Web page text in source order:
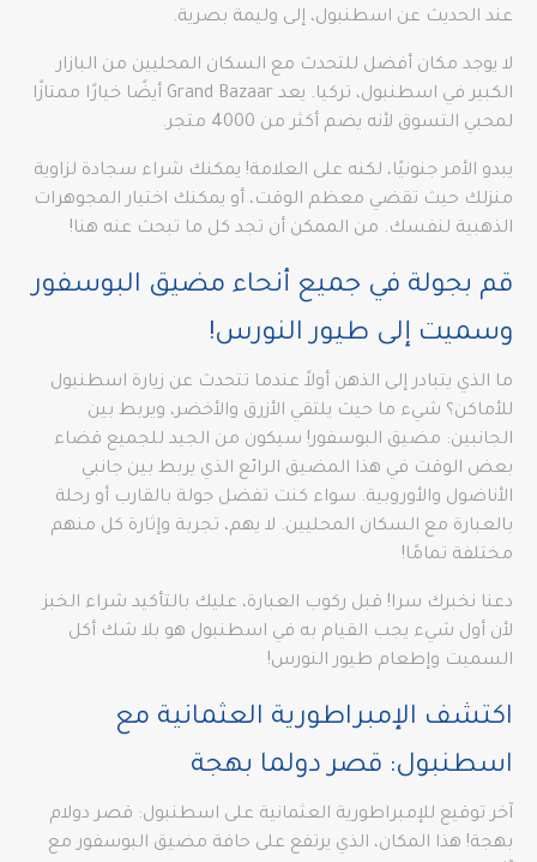
عند الحديث عن اسطنبول، إلى وليمة بصرية.
لا يوجد مكان أفضل للتحدث مع السكان المحليين من البازار
الكبير في اسطنبول، تركيا. يعد Grand Bazaar أيضًا خيارًا ممتازًا
لمحبي التسوق لأنه يضم أكثر من 4000 متجر.
يبدو الأمر جنونيًا، لكنه على العلامة! يمكنك شراء سجادة لزاوية
منزلك حيث تقضي معظم الوقت، أو يمكنك اختيار المجوهرات
الذهبية لنفسك. من الممكن أن تجد كل ما تبحث عنه هنا!
قم بجولة في جميع أنحاء مضيق البوسفور
وسميت إلى طيور النورس!
ما الذي يتبادر إلى الذهن أولاً عندما تتحدث عن زيارة اسطنبول
للأماكن؟ شيء ما حيث يلتقي الأزرق والأخضر، ويربط بين
الجانبين: مضيق البوسفور! سيكون من الجيد للجميع قضاء
بعض الوقت في هذا المضيق الرائع الذي يربط بين جانبي
الأناضول والأوروبية. سواء كنت تفضل جولة بالقارب أو رحلة
بالعبارة مع السكان المحليين. لا يهم، تجربة وإثارة كل منهم
مختلفة تمامًا!
دعنا نخبرك سرا! قبل ركوب العبارة، عليك بالتأكيد شراء الخبز
لأن أول شيء يجب القيام به في اسطنبول هو بلا شك أكل
السميت وإطعام طيور النورس!
اكتشف الإمبراطورية العثمانية مع
اسطنبول: قصر دولما بهجة
آخر توقيع للإمبراطورية العثمانية على اسطنبول: قصر دولام
بهجة! هذا المكان، الذي يرتفع على حافة مضيق البوسفور مع